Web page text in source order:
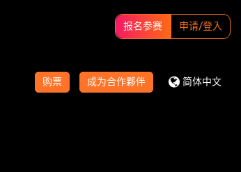
报名参赛 申请/登入
购票 成为合作夥伴 简体中文